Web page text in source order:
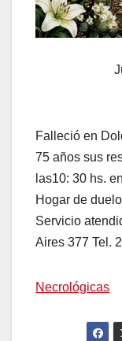
Falleció en
75 años sus
las10: 30 hs.
Hogar de
Servicio
Aires 377 Tel.
Necrológicas